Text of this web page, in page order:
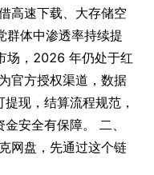
高速下载、大存储空
群体中渗透率持续提
场，2026 年仍处于红
官方授权渠道，数据
现，结算流程规范，
安全有保障。 二、
网盘，先通过这个链